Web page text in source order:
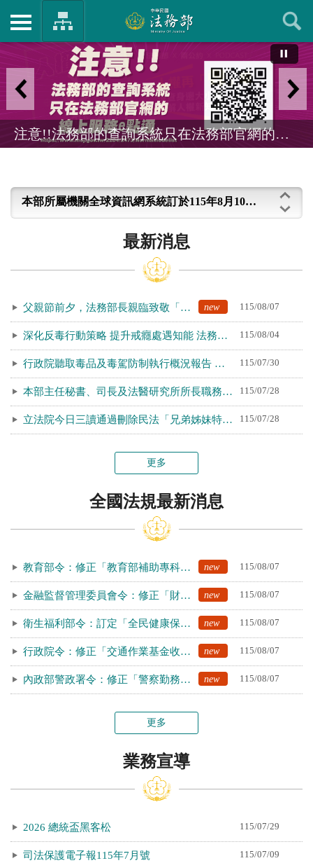
注意!!法務部的查詢系統只在法務部官網的線上服務e點通
人權搜查客
本部所屬機關全球資訊網系統訂於115年8月10日(一)18：30至22：00暫停服務進行維護作業，造成不便，尚請見諒。
最新消息
115/08/07
父親節前夕，法務部長親臨致敬「馨毅爸爸」： 所有沒說出口的愛，都寫在粗糙的手上 new
115/08/04
深化反毒行動策略 提升戒癮處遇知能 法務部辦理全國毒品業務觀護人員在職訓練
115/07/30
行政院聽取毒品及毒駕防制執行概況報告 本部統合緝毒量能，全面強化反毒及毒駕防制作為
115/07/28
本部主任秘書、司長及法醫研究所所長職務異動
115/07/28
立法院今日三讀通過刪除民法「兄弟姊妹特留分」規定 法務部支持修法方向，將儘速推動配套修法，完善現代繼承法制
更多
全國法規最新消息
115/08/07
教育部令：修正「教育部補助專科以上學校校內學生宿舍提升基本設施及公共空間整體改善作業要點」，自即日生效 new
115/08/07
金融監督管理委員會令：修正「財團法人住宅地震保險基金管理辦法」第6條條文 new
115/08/07
衛生福利部令：訂定「全民健康保險資料管理條例施行細則」 new
115/08/07
行政院令：修正「交通作業基金收支保管及運用辦法」第5條、第10條條文 new
115/08/07
內政部警政署令：修正「警察勤務裝備機具配備標準」第3條條文 new
更多
業務宣導
115/07/29
2026 總統盃黑客松
115/07/09
司法保護電子報115年7月號